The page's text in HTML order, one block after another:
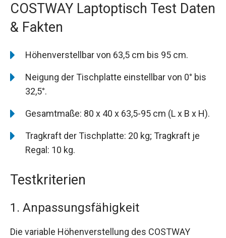
COSTWAY Laptoptisch Test Daten
& Fakten
Höhenverstellbar von 63,5 cm bis 95 cm.
Neigung der Tischplatte einstellbar von 0° bis
32,5°.
Gesamtmaße: 80 x 40 x 63,5-95 cm (L x B x H).
Tragkraft der Tischplatte: 20 kg; Tragkraft je
Regal: 10 kg.
Testkriterien
1. Anpassungsfähigkeit
Die variable Höhenverstellung des COSTWAY